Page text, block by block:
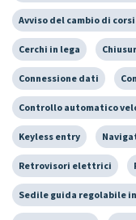
Avviso del cambio di
Cerchi in lega
Connessione dati
Controllo automatico
Keyless entry
Retrovisori elettrici
Sedile guida regolabile